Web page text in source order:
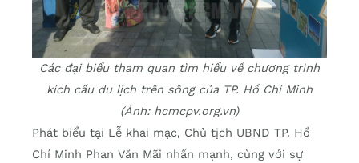
Các đại biểu tham quan tìm hiểu về chương trình
kích cầu du lịch trên sông của TP. Hồ Chí Minh
(Ảnh: hcmcpv.org.vn)
Phát biểu tại Lễ khai mạc, Chủ tịch UBND TP. Hồ
Chí Minh Phan Văn Mãi nhấn mạnh, cùng với sự